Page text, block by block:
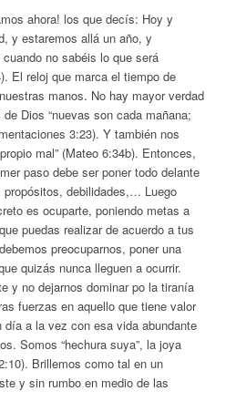
ahora! los que decís: Hoy y
y estaremos allá un año, y
no sabéis lo que será
El reloj que marca el tiempo de
manos. No hay mayor verdad
Dios “nuevas son cada mañana;
3:23). Y también nos
mal” (Mateo 6:34b). Entonces,
paso debe ser poner todo delante
propósitos, debilidades,… Luego
es ocuparte, poniendo metas a
puedas realizar de acuerdo a tus
preocuparnos, poner una
quizás nunca lleguen a ocurrir.
y no dejarnos dominar po la tiranía
fuerzas en aquello que tiene valor
a la vez con esa vida abundante
Somos “hechura suya”, la joya
Brillemos como tal en un
y sin rumbo en medio de las